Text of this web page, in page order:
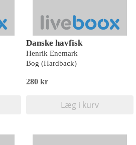
Danske havfisk
Henrik Enemark
Bog (Hardback)
280 kr
Læg i kurv